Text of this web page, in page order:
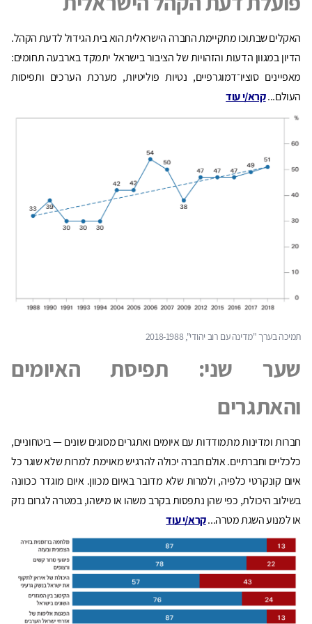
האקלים שבתוכו מתקיימת החברה הישראלית הוא בית הגידול לדעת הקהל.
הדיון במגוון הדעות והזהויות של הציבור בישראל יתמקד בארבעה תחומים:
מאפיינים סוציו־דמוגרפיים, נטיות פוליטיות, מערכת הערכים ותפיסות
העולם...קרא/י עוד
תמיכה בערך "מדינה עם רוב יהודי", 2018-1988
שער שני: תפיסת האיומים
והאתגרים
חברות ומדינות מתמודדות עם איומים ואתגרים מסוגים שונים — ביטחוניים,
כלכליים וחברתיים. אולם חברה יכולה להרגיש מאוימת למרות שלא שוגר כל
איום קונקרטי כלפיה, ולמרות שלא מדובר באיום מכוון. איום מוגדר ככוונה
בשילוב היכולת, כפי שהן נתפסות בקרב משהו או מישהו, במטרה לגרום נזק
או למנוע השגת מטרה...קרא/י עוד